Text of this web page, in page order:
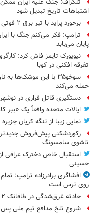
تلگراف: جنگ علیه ایران
اشتباهات تاریخ تبدیل شود
برخورد پراید با تیر برق ۲ فوتی بر جای گذاشت
ترامپ: فکر می‌کنم جنگ با
پایان می‌یابد
نیویورک تایمز فاش کرد:
تفرقه افکنی در کوبا
سوخو۳۵ با این موشک‌ها
حمله می‌کند
دستگیری قاتل فراری در نوشهر
ایالات متحده واقعاً یک «ببر
نمایی زیبا از تنگه کریان
رکوردشکنی پیش‌فروش
تاشوی سامسونگ
استقبال خاص دخترک عراقی از
حسینی
افشاگری برادرزاده ترامپ:
روی ترس است
حادثه غرق‌شدگی در طاقانک ۲ قربانی گرفت
شروع تلخ مدافع تیم ملی پس